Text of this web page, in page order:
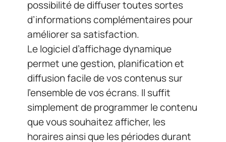
que vous souhaitez afficher, les
horaires ainsi que les périodes durant
lesquelles il sera diffusé. Vous pouvez
donc élaborer un planning en fonction
des événements qui sont prévus dans
votre entreprise.
Le logiciel d’affichage dynamique offre
aussi la possibilité d’avoir accès à des
données statistiques. Ces dernières
concernent par exemple :